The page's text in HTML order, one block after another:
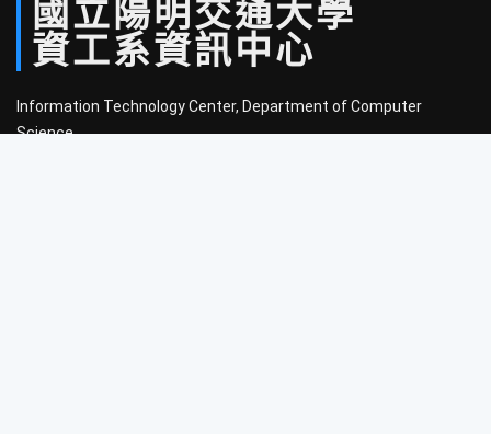
國立 陽明 交通大學
資工系資訊中心
Information Technology Center, Department of Computer
Science,